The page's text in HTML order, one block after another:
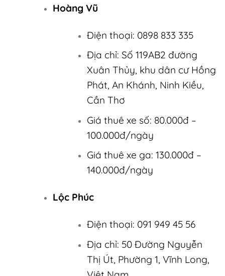
Hoàng Vũ
Điện thoại: 0898 833 335
Địa chỉ: Số 119AB2 đường
Xuân Thủy, khu dân cư Hồng
Phát, An Khánh, Ninh Kiều,
Cần Thơ
Giá thuê xe số: 80.000đ –
100.000đ/ngày
Giá thuê xe ga: 130.000đ –
140.000đ/ngày
Lộc Phúc
Điện thoại: 091 949 45 56
Địa chỉ: 50 Đường Nguyễn
Thị Út, Phường 1, Vĩnh Long,